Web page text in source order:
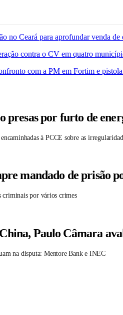
no Ceará para aprofundar venda de
contra o CV em quatro
com a PM em Fortim e pistola
presas por furto de
à PCCE sobre as
mandado de prisão
criminais por vários crimes
Paulo Câmara
na disputa: Mentore Bank e INEC